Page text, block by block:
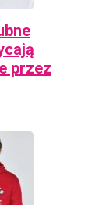
przez